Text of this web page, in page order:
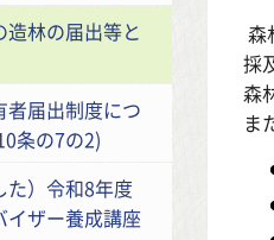
林の届出等と
届出制度につ
条の7の2)
た）令和8年度
イザー養成講座
森
採
森
ま